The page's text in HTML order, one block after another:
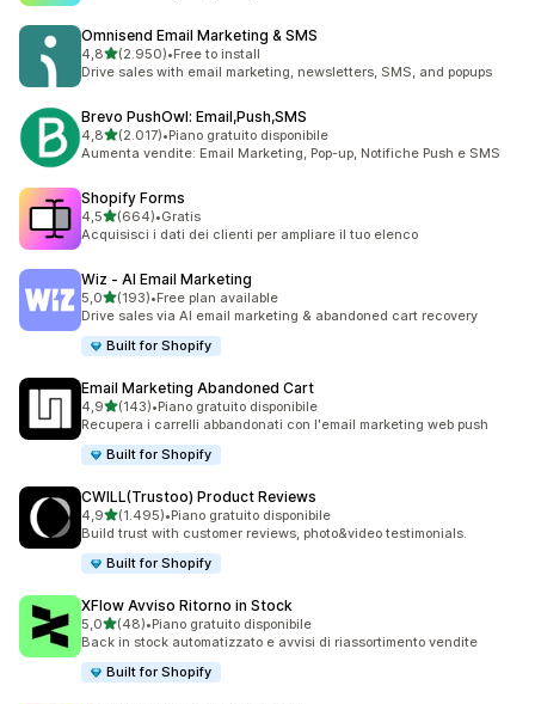
Omnisend Email Marketing & SMS
4,8stelle su 5
(2.950)
2950 recensioni totali
•Free to install
Drive sales with email marketing, newsletters, SMS, and popups
Brevo PushOwl: Email,Push,SMS
4,8stelle su 5
(2.017)
2017 recensioni totali
•Piano gratuito disponibile
Aumenta vendite: Email Marketing, Pop-up, Notifiche Push e SMS
Shopify Forms
4,5stelle su 5
(664)
664 recensioni totali
•Gratis
Acquisisci i dati dei clienti per ampliare il tuo elenco
Wiz ‑ AI Email Marketing
5,0stelle su 5
(193)
193 recensioni totali
•Free plan available
Drive sales via AI email marketing & abandoned cart recovery
Built for Shopify
Email Marketing Abandoned Cart
4,9stelle su 5
(143)
143 recensioni totali
•Piano gratuito disponibile
Recupera i carrelli abbandonati con l'email marketing web push
Built for Shopify
CWILL(Trustoo) Product Reviews
4,9stelle su 5
(1.495)
1495 recensioni totali
•Piano gratuito disponibile
Build trust with customer reviews, photo&video testimonials.
Built for Shopify
XFlow Avviso Ritorno in Stock
5,0stelle su 5
(48)
48 recensioni totali
•Piano gratuito disponibile
Back in stock automatizzato e avvisi di riassortimento vendite
Built for Shopify